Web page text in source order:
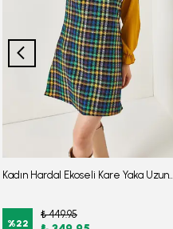
%22
₺ 449.95